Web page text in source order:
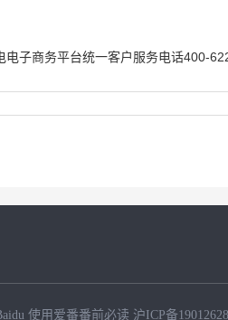
子商务平台统一客户服务电话400-
使用爱番番前必读 沪ICP备